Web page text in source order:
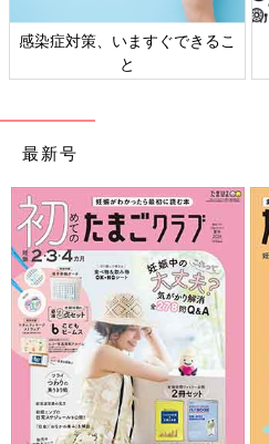
感染症対策、いますぐできるこ
と
最新号